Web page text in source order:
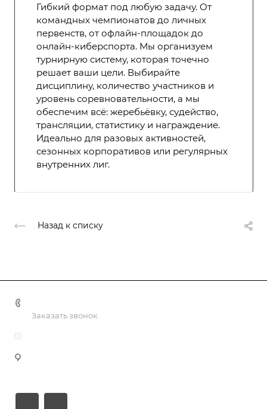
Гибкий формат под любую задачу. От
командных чемпионатов до личных
первенств, от офлайн-площадок до
онлайн-киберспорта. Мы организуем
турнирную систему, которая точечно
решает ваши цели. Выбирайте
дисциплину, количество участников и
уровень соревновательности, а мы
обеспечим всё: жеребьёвку, судейство,
трансляции, статистику и награждение.
Идеально для разовых активностей,
сезонных корпоративов или регулярных
внутренних лиг.
Назад к списку
Заказать звонок